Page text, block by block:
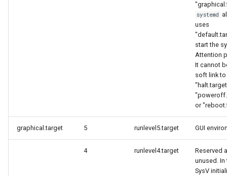
systemd
uses
start the
Attention
It cannot
soft link to
or
graphical.target 5 runlevel5.target GUI
4 runlevel4.target
Reserved
unused. In
SysV